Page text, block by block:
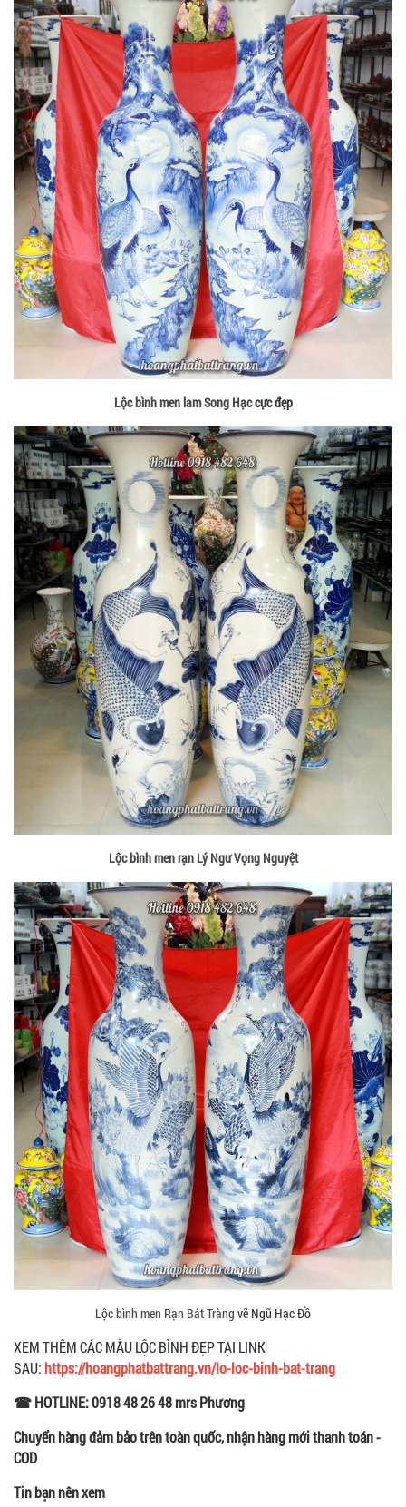
Lộc bình men lam Song Hạccực đẹp
Lộc bình men rạn Lý Ngư Vọng Nguyệt
Lộc bình men Rạn Bát Tràng vẽ Ngũ Hạc Đồ
XEM THÊM CÁC MẪU LỘC BÌNH ĐẸP TẠI LINK
SAU: https://hoangphatbattrang.vn/lo-loc-binh-bat-trang
☎ HOTLINE: 0918 48 26 48 mrs Phương
Chuyển hàng đảm bảo trên toàn quốc, nhận hàng mới thanh toán -
COD
Tin bạn nên xem